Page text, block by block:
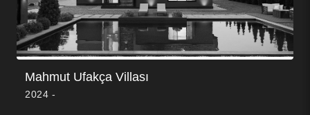
Mahmut Ufakça Villası
2024 -